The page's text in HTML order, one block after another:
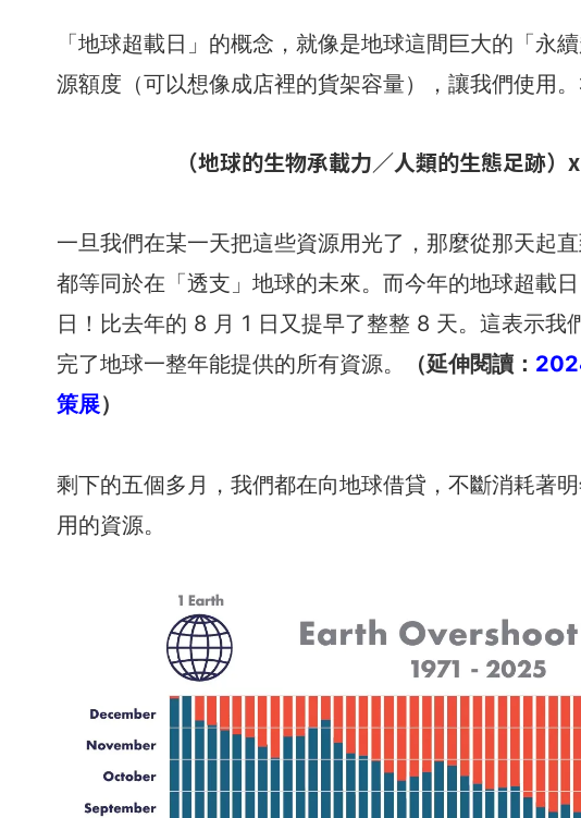
「地球超載日」的概念，就像是地球這間巨大的「永
源額度（可以想像成店裡的貨架容量），讓我們使用。
（地球的生物承載力／人類的生態足跡
一旦我們在某一天把這些資源用光了，那麼從那天起
都等同於在「透支」地球的未來。而今年的地球超載
日！比去年的 8 月 1 日又提早了整整 8 天。這表示我
完了地球一整年能提供的所有資源。
（延伸閱讀：
策展）
剩下的五個多月，我們都在向地球借貸，不斷消耗著
用的資源。